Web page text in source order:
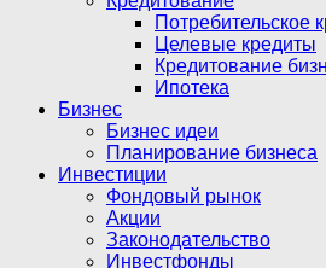
Потребительское
Целевые кредиты
Кредитование
Ипотека
Бизнес
Бизнес идеи
Планирование бизнеса
Инвестиции
Фондовый рынок
Акции
Законодательство
Инвестфонды